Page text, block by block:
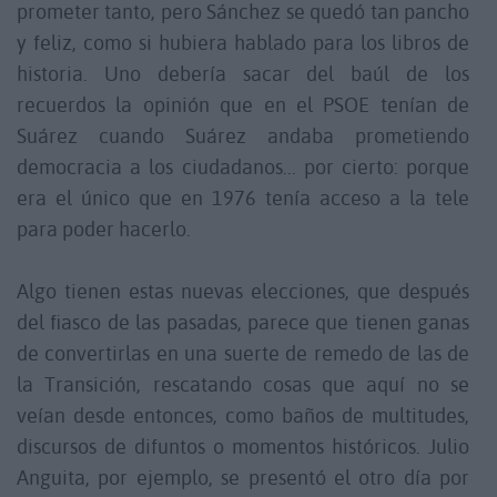
prometer tanto, pero Sánchez se quedó tan pancho
y feliz, como si hubiera hablado para los libros de
historia. Uno debería sacar del baúl de los
recuerdos la opinión que en el PSOE tenían de
Suárez cuando Suárez andaba prometiendo
democracia a los ciudadanos... por cierto: porque
era el único que en 1976 tenía acceso a la tele
para poder hacerlo.
Algo tienen estas nuevas elecciones, que después
del fiasco de las pasadas, parece que tienen ganas
de convertirlas en una suerte de remedo de las de
la Transición, rescatando cosas que aquí no se
veían desde entonces, como baños de multitudes,
discursos de difuntos o momentos históricos. Julio
Anguita, por ejemplo, se presentó el otro día por